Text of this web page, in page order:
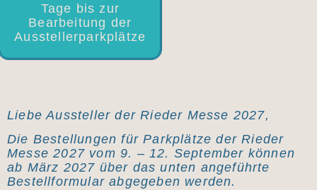
Tage bis zur
Bearbeitung der
Ausstellerparkplätze
Liebe Aussteller der Rieder Messe 2027,
Die Bestellungen für Parkplätze der Rieder
Messe 2027 vom 9. – 12. September können
ab März 2027 über das unten angeführte
Bestellformular abgegeben werden.